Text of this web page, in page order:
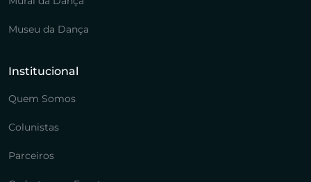
Museu da Dança
Institucional
Quem Somos
Colunistas
Parceiros